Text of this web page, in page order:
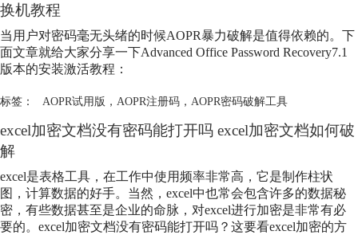
换机教程
当用户对密码毫无头绪的时候AOPR暴力破解是值得依赖的。下
面文章就给大家分享一下Advanced Office Password Recovery7.1
版本的安装激活教程：
标签： AOPR试用版 ， AOPR注册码， AOPR密码破解工具
excel加密文档没有密码能打开吗 excel加密文档如何破
解
excel是表格工具，在工作中使用频率非常高，它是制作柱状
图，计算数据的好手。当然，excel中也常会包含许多的数据秘
密，有些数据甚至是企业的命脉，对excel进行加密是非常有必
要的。excel加密文档没有密码能打开吗？这要看excel加密的方